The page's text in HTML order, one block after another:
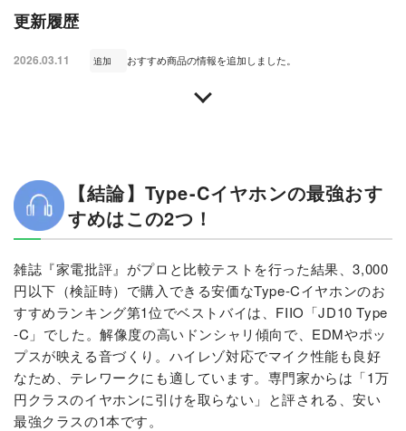
更新履歴
2026.03.11 追加 おすすめ商品の情報を追加しました。
【結論】Type-Cイヤホンの最強おす
すめはこの2つ！
雑誌『家電批評』がプロと比較テストを行った結果、3,000
円以下（検証時）で購入できる安価なType-Cイヤホンのお
すすめランキング第1位でベストバイは、FIIO「JD10 Type
-C」でした。解像度の高いドンシャリ傾向で、EDMやポッ
プスが映える音づくり。ハイレゾ対応でマイク性能も良好
なため、テレワークにも適しています。専門家からは「1万
円クラスのイヤホンに引けを取らない」と評される、安い
最強クラスの1本です。